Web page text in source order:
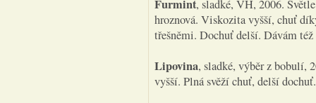
Furmint, sladké, VH, 2006.
hroznová. Viskozita vyšší, chuť
třešněmi. Dochuť delší. Dávám též
Lipovina, sladké, výběr z bobulí,
vyšší. Plná svěží chuť, delší